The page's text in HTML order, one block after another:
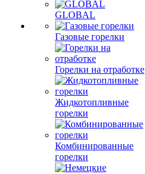
GLOBAL
Газовые горелки
Горелки на отработке
Жидкотопливные
горелки
Комбинированные
горелки